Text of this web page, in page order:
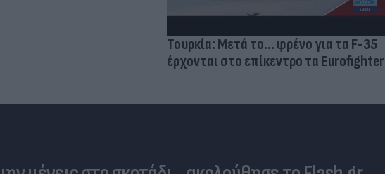
Τουρκία: Μετά το... φρένο για τα F-35
έρχονται στο επίκεντρο τα Eurofighter